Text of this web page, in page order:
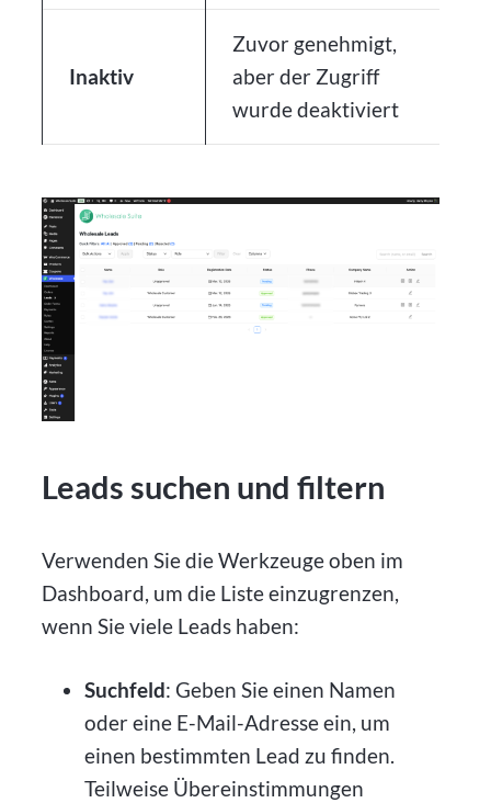
Inaktiv
Zuvor genehmigt,
aber der Zugriff
wurde deaktiviert
Leads suchen und filtern
Verwenden Sie die Werkzeuge oben im
Dashboard, um die Liste einzugrenzen,
wenn Sie viele Leads haben:
Suchfeld: Geben Sie einen Namen
oder eine E-Mail-Adresse ein, um
einen bestimmten Lead zu finden.
Teilweise Übereinstimmungen